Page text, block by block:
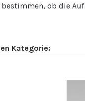
ob die
Kategorie: